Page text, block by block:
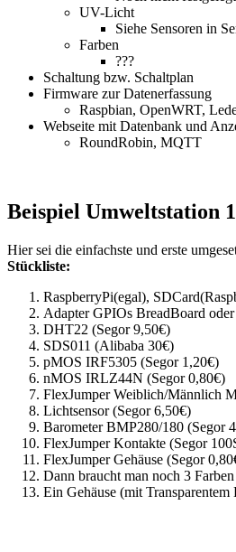
UV-Licht
Siehe Sensoren in
Farben
???
Schaltung bzw. Schaltplan
Firmware zur Datenerfassung
Raspbian, OpenWRT,
Webseite mit Datenbank und
RoundRobin, MQTT
Beispiel Umweltstation 1
Hier sei die einfachste und erste
Stückliste:
RaspberryPi(egal),
Adapter GPIOs BreadBoard
DHT22 (Segor 9,50€)
SDS011 (Alibaba 30€)
pMOS IRF5305 (Segor 1,20€)
nMOS IRLZ44N (Segor 0,80€)
FlexJumper Weiblich/Männlich
Lichtsensor (Segor 6,50€)
Barometer BMP280/180 (Segor
FlexJumper Kontakte (Segor
FlexJumper Gehäuse (Segor
Dann braucht man noch 3
Ein Gehäuse (mit